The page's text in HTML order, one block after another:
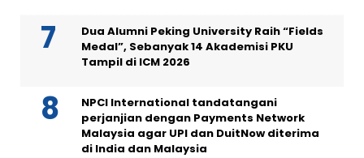
Dua Alumni Peking University Raih “Fields
Medal”, Sebanyak 14 Akademisi PKU
Tampil di ICM 2026
NPCI International tandatangani
perjanjian dengan Payments Network
Malaysia agar UPI dan DuitNow diterima
di India dan Malaysia